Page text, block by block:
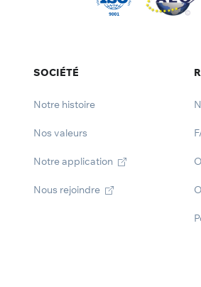
SOCIÉTÉ
Notre histoire
Nos valeurs
Notre application
Nous rejoindre